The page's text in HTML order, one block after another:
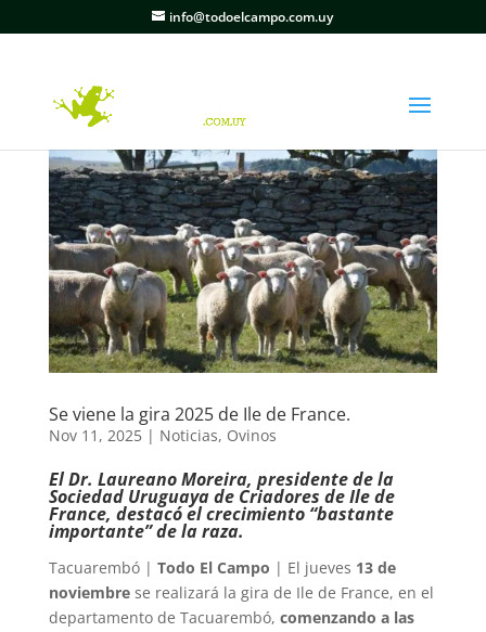
info@todoelcampo.com.uy
Se viene la gira 2025 de Ile de France.
Nov 11, 2025| Noticias, Ovinos
El Dr. Laureano Moreira, presidente de la
Sociedad Uruguaya de Criadores de Ile de
France, destacó el crecimiento “bastante
importante” de la raza.
Tacuarembó | Todo El Campo | El jueves 13 de
noviembrese realizará la gira de Ile de France, en el
departamento de Tacuarembó, comenzando a las